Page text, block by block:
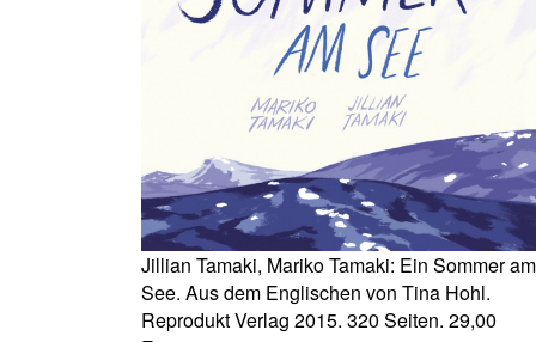
Jillian Tamaki, Mariko Tamaki: Ein Sommer am
See. Aus dem Englischen von Tina Hohl.
Reprodukt Verlag 2015. 320 Seiten. 29,00